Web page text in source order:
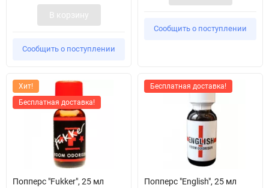
В корзину
Сообщить о поступлении
Сообщить о поступлении
Хит!
Бесплатная доставка!
Попперс "Fukker", 25 мл
Бесплатная доставка!
Попперс "English", 25 мл